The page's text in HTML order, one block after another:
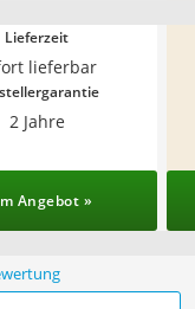
Lieferzeit
lieferbar
2 Jahre
Angebot »